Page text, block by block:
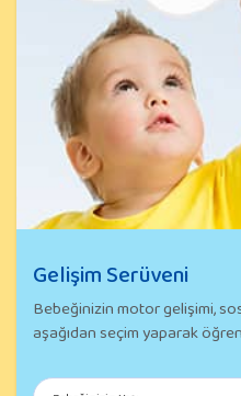
Gelişim Serüveni
Bebeğinizin motor gelişimi,
aşağıdan seçim yaparak